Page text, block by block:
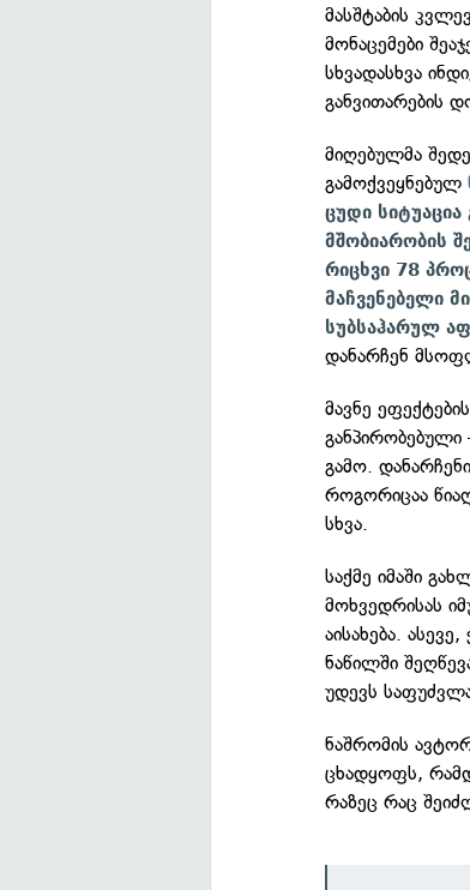
მასშტაბის
მონაცემები
სხვადასხვა
განვითარების
მიღებულმა
გამოქვეყნებულ
ცუდი სიტუაცია
მშობიარობის
რიცხვი 78
მაჩვენებელი
სუბსაჰარულ
დანარჩენ
მავნე
განპირობებული
გამო.
როგორიცაა
სხვა.
საქმე იმაში
მოხვედრისას
აისახება.
ნაწილში
უდევს
ნაშრომის
ცხადყოფს,
რაზეც რაც